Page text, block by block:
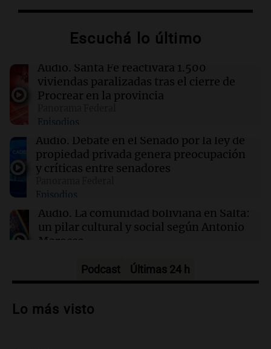
en la FIFA mientras se prepara para una
15:44 Deportes
Guillermo Hoyos elogia a Messi tras su debut
en Inter Miami: "Es como Picasso"
15:42 Sociedad
La senadora embarazada no podrá votar de
forma virtual en la sesión del Senado
Gobernar también es explicar
PorSergio Suppo
Escuchá lo último
Audio. Santa Fe reactivará 1.500
viviendas paralizadas tras el cierre de
Procrear en la provincia
Episodios
Audio. Debate en el Senado por la ley de
propiedad privada genera preocupación
y críticas entre senadores
Episodios
Audio. La comunidad boliviana en Salta:
un pilar cultural y social según Antonio
Marocco
Audio.Ordenan el reintegro de dos
custodia en Salta
Podcast Últimas 24 h
Lo más visto